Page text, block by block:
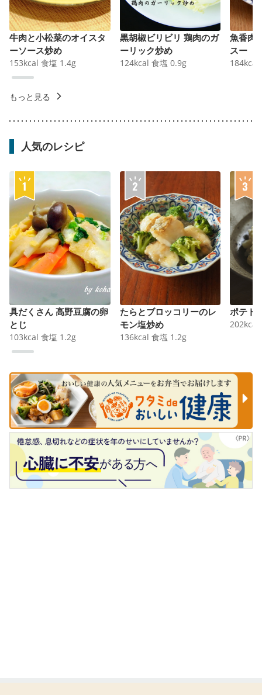
牛肉と小松菜のオイスタ
ーソース炒め
153kcal 食塩 1.4g
黒胡椒ビリビリ 鶏肉のガ
ーリック炒め
124kcal 食塩 0.9g
魚香肉
スー
184kcal
もっと見る
人気のレシピ
具だくさん 高野豆腐の卵
とじ
103kcal 食塩 1.2g
たらとブロッコリーのレ
モン塩炒め
136kcal 食塩 1.2g
ポテト
202kcal